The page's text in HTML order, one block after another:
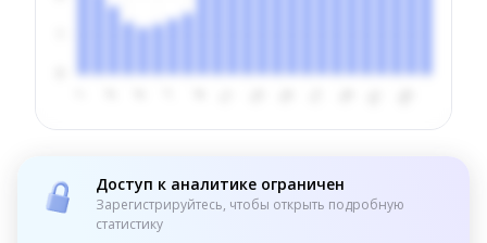
Доступ к аналитике ограничен
Зарегистрируйтесь, чтобы открыть подробную
статистику